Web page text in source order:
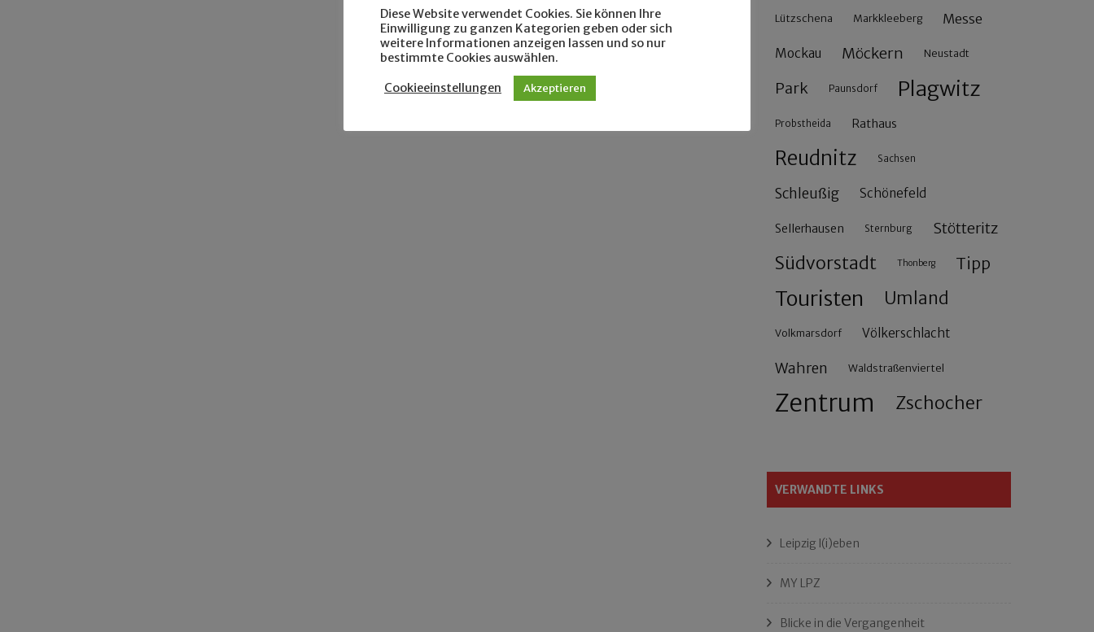
Lützschena Markkleeberg Messe
Mockau Möckern Neustadt
Park Paunsdorf Plagwitz
Probstheida Rathaus
Reudnitz Sachsen
Schleußig Schönefeld
Sellerhausen Sternburg Stötteritz
Südvorstadt Thonberg Tipp
Touristen Umland
Volkmarsdorf Völkerschlacht
Wahren Waldstraßenviertel
Zentrum Zschocher
VERWANDTE LINKS
Leipzig l(i)eben
MY LPZ
Blicke in die Vergangenheit
Diese Website verwendet Cookies. Sie können Ihre
Einwilligung zu ganzen Kategorien geben oder sich
weitere Informationen anzeigen lassen und so nur
bestimmte Cookies auswählen.
Cookieeinstellungen Akzeptieren